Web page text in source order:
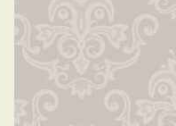
Набор «хлеб соль»
солонка)